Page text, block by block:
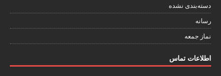
دسته‌بندی نشده
رسانه
نماز جمعه
اطلاعات تماس